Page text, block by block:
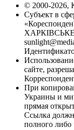
© 2000-2026,
Субъект в
ХАРКІВСЬКЕ
сайте,
При
Украины и
прямая
Ссылка
полного либо